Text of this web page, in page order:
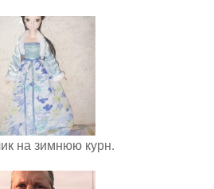
на зимнюю курн.